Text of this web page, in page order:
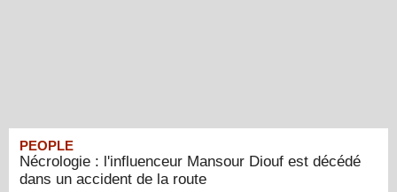
PEOPLE
Nécrologie : l'influenceur Mansour Diouf est décédé
dans un accident de la route